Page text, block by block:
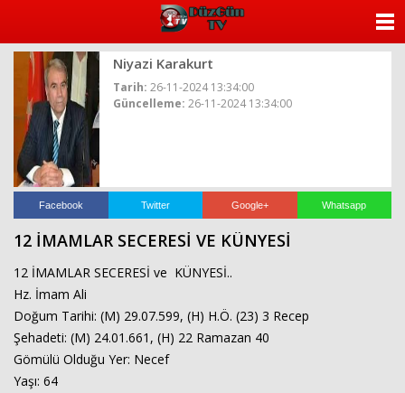
Niyazi Karakurt
Tarih: 26-11-2024 13:34:00
Güncelleme: 26-11-2024 13:34:00
Facebook Twitter Google+ Whatsapp
12 İMAMLAR SECERESİ VE KÜNYESİ
12 İMAMLAR SECERESİ ve KÜNYESİ..
Hz. İmam Ali
Doğum Tarihi: (M) 29.07.599, (H) H.Ö. (23) 3 Recep
Şehadeti: (M) 24.01.661, (H) 22 Ramazan 40
Gömülü Olduğu Yer: Necef
Yaşı: 64
YAZARLAR
VİDEO GALERİ